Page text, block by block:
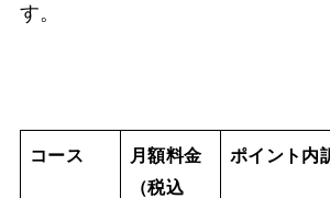
す。
コース
月額料金
（税込
ポイント内